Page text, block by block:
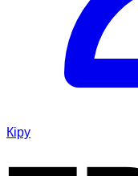
Кіру